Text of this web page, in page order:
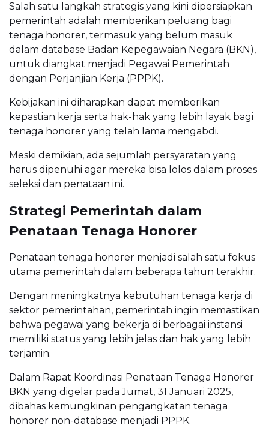
Salah satu langkah strategis yang kini dipersiapkan
pemerintah adalah memberikan peluang bagi
tenaga honorer, termasuk yang belum masuk
dalam database Badan Kepegawaian Negara (BKN),
untuk diangkat menjadi Pegawai Pemerintah
dengan Perjanjian Kerja (PPPK).
Kebijakan ini diharapkan dapat memberikan
kepastian kerja serta hak-hak yang lebih layak bagi
tenaga honorer yang telah lama mengabdi.
Meski demikian, ada sejumlah persyaratan yang
harus dipenuhi agar mereka bisa lolos dalam proses
seleksi dan penataan ini.
Strategi Pemerintah dalam
Penataan Tenaga Honorer
Penataan tenaga honorer menjadi salah satu fokus
utama pemerintah dalam beberapa tahun terakhir.
Dengan meningkatnya kebutuhan tenaga kerja di
sektor pemerintahan, pemerintah ingin memastikan
bahwa pegawai yang bekerja di berbagai instansi
memiliki status yang lebih jelas dan hak yang lebih
terjamin.
Dalam Rapat Koordinasi Penataan Tenaga Honorer
BKN yang digelar pada Jumat, 31 Januari 2025,
dibahas kemungkinan pengangkatan tenaga
honorer non-database menjadi PPPK.